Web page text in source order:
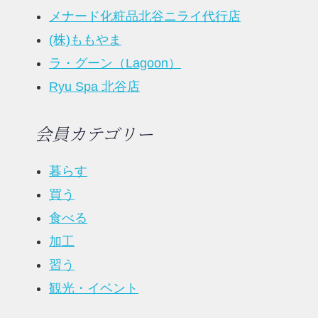
メナード化粧品北谷ニライ代行店
(株)ももやま
ラ・グーン（Lagoon）
Ryu Spa 北谷店
会員カテゴリー
暮らす
買う
食べる
加工
習う
観光・イベント